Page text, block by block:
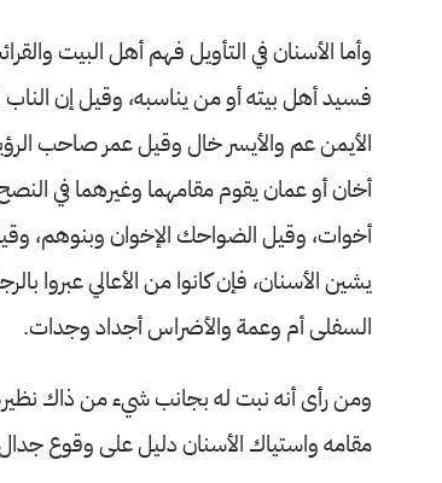
وأما الأسنان في التأويل فهم أهل البيت
فسيد أهل بيته أو من يناسبه، وقيل إن الناب
الأيمن عم والأيسر خال وقيل عمر صاحب
أخان أو عمان يقوم مقامهما وغيرهما في
أخوات، وقيل الضواحك الإخوان وبنوهم،
يشين الأسنان، فإن كانوا من الأعالي عبروا
السفلى أم وعمة والأضراس أجداد وجدات.
ومن رأى أنه نبت له بجانب شيء من ذاك
مقامه واستياك الأسنان دليل على وقوع